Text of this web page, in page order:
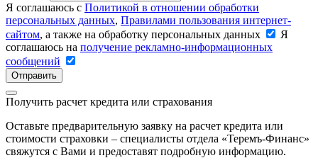
Я соглашаюсь с Политикой в отношении обработки
персональных данных, Правилами пользования интернет-
сайтом, а также на обработку персональных данных
Я
соглашаюсь на получение рекламно-информационных
сообщений
Отправить
Получить расчет кредита или страхования
Оставьте предварительную заявку на расчет кредита или
стоимости страховки – специалисты отдела «Теремъ-Финанс»
свяжутся с Вами и предоставят подробную информацию.